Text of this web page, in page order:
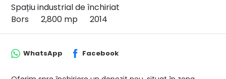
Spațiu industrial de închiriat
Bors
2,800 mp 2014
WhatsApp Facebook